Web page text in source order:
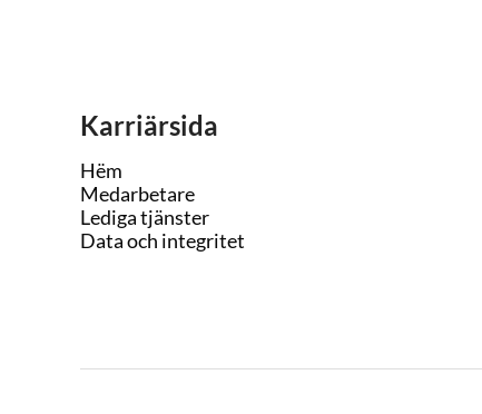
Karriärsida
Hëm
Medarbetare
Lediga tjänster
Data och integritet